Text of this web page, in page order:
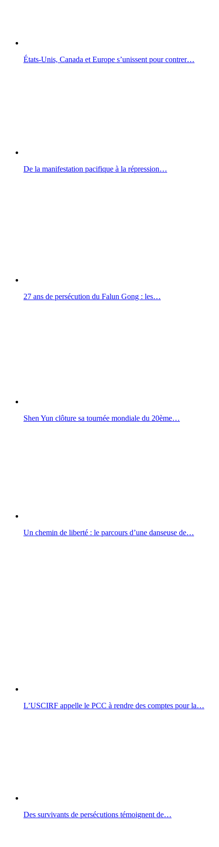
États-Unis, Canada et Europe s’unissent pour contrer…
De la manifestation pacifique à la répression…
27 ans de persécution du Falun Gong : les…
Shen Yun clôture sa tournée mondiale du 20ème…
Un chemin de liberté : le parcours d’une danseuse de…
L’USCIRF appelle le PCC à rendre des comptes pour la…
Des survivants de persécutions témoignent de…